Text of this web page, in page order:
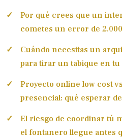
Por qué crees que un
cometes un error de
Cuándo necesitas un
para tirar un tabique en tu
Proyecto online low cost
presencial: qué esperar
El riesgo de coordinar tú
el fontanero llegue antes